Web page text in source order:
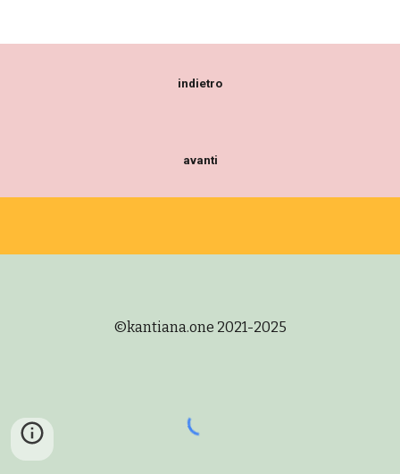
indietro
avanti
©kantiana.one 2021-2025